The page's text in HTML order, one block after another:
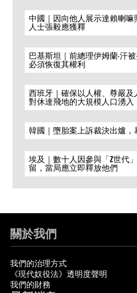
中國｜因向他人展示達賴喇嘛
人士張毅應獲釋
巴基斯坦｜前總理伊姆蘭·汗
必須恢復其權利
西班牙｜確保以人權、尊嚴及
對休達飛地的大規模人口湧入
韓國｜墮胎案上訴裁決出爐，
埃及｜數十人因參與「Z世代
留，當局應立即釋放他們
關於我們
我們的治理方式
《現代奴役法》透明度聲明
我們的財務